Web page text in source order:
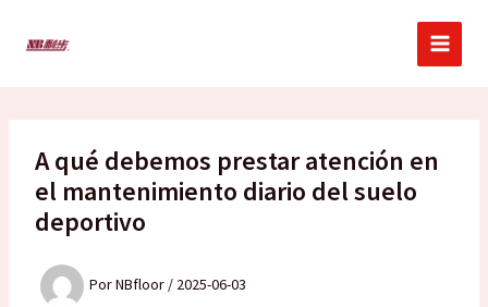
A qué debemos prestar atención en
el mantenimiento diario del suelo
deportivo
PorNBfloor / 2025-06-03